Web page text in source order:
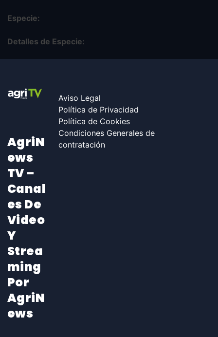
Especie:
Detalles de Especie:
AgriN
Ews
TV –
Canal
Es De
Video
Y
Strea
Ming
Por
AgriN
Ews
Aviso Legal
Política de Privacidad
Política de Cookies
Condiciones Generales de
contratación